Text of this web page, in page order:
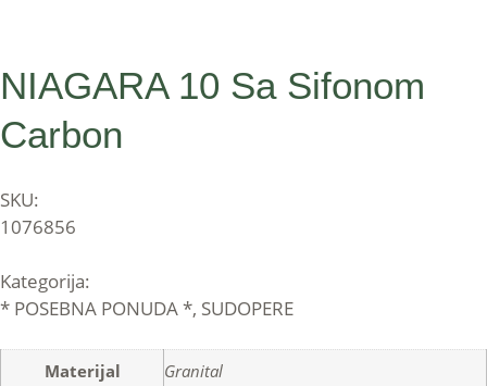
NIAGARA 10 Sa Sifonom
Carbon
SKU:
1076856
Kategorija:
* POSEBNA PONUDA *, SUDOPERE
Materijal
Granital